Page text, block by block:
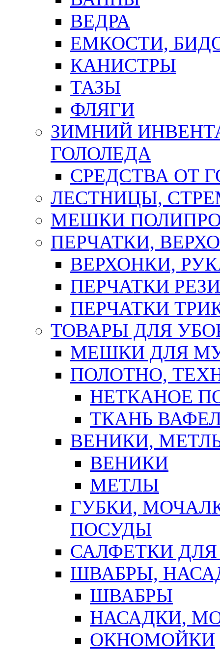
ВЕДРА
ЕМКОСТИ,
КАНИСТРЫ
ТАЗЫ
ФЛЯГИ
ЗИМНИЙ
ГОЛОЛЕДА
СРЕДСТВА ОТ
ЛЕСТНИЦЫ,
МЕШКИ
ПЕРЧАТКИ,
ВЕРХОНКИ,
ПЕРЧАТКИ
ПЕРЧАТКИ
ТОВАРЫ ДЛЯ
МЕШКИ ДЛЯ
ПОЛОТНО,
НЕТКАНОЕ
ТКАНЬ
ВЕНИКИ,
ВЕНИКИ
МЕТЛЫ
ГУБКИ,
ПОСУДЫ
САЛФЕТКИ
ШВАБРЫ,
ШВАБРЫ
НАСАДКИ,
ОКНОМОЙКИ